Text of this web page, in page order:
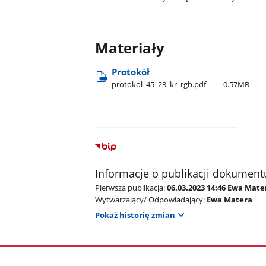
Materiały
Protokół
protokol​_45​_23​_kr​_rgb.pdf 0.57MB
Informacje o publikacji
Pierwsza publikacja:06.03.2023 14:46 Ewa
Wytwarzający/ Odpowiadający: Ewa Matera
Pokaż historię zmian